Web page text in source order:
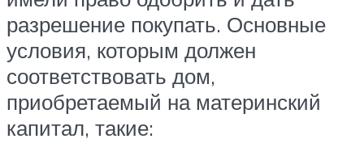
разрешение покупать. Основные
условия, которым должен
соответствовать дом,
приобретаемый на материнский
капитал, такие: